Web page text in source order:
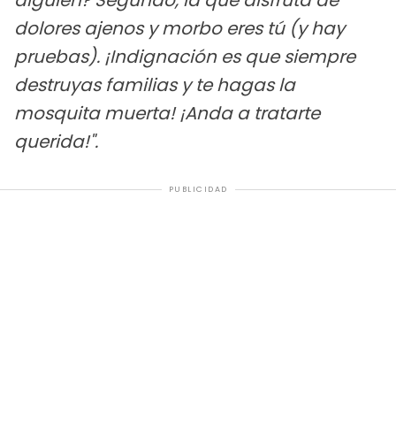
dolores ajenos y morbo eres tú (y hay
pruebas). ¡Indignación es que siempre
destruyas familias y te hagas la
mosquita muerta! ¡Anda a tratarte
querida!".
PUBLICIDAD